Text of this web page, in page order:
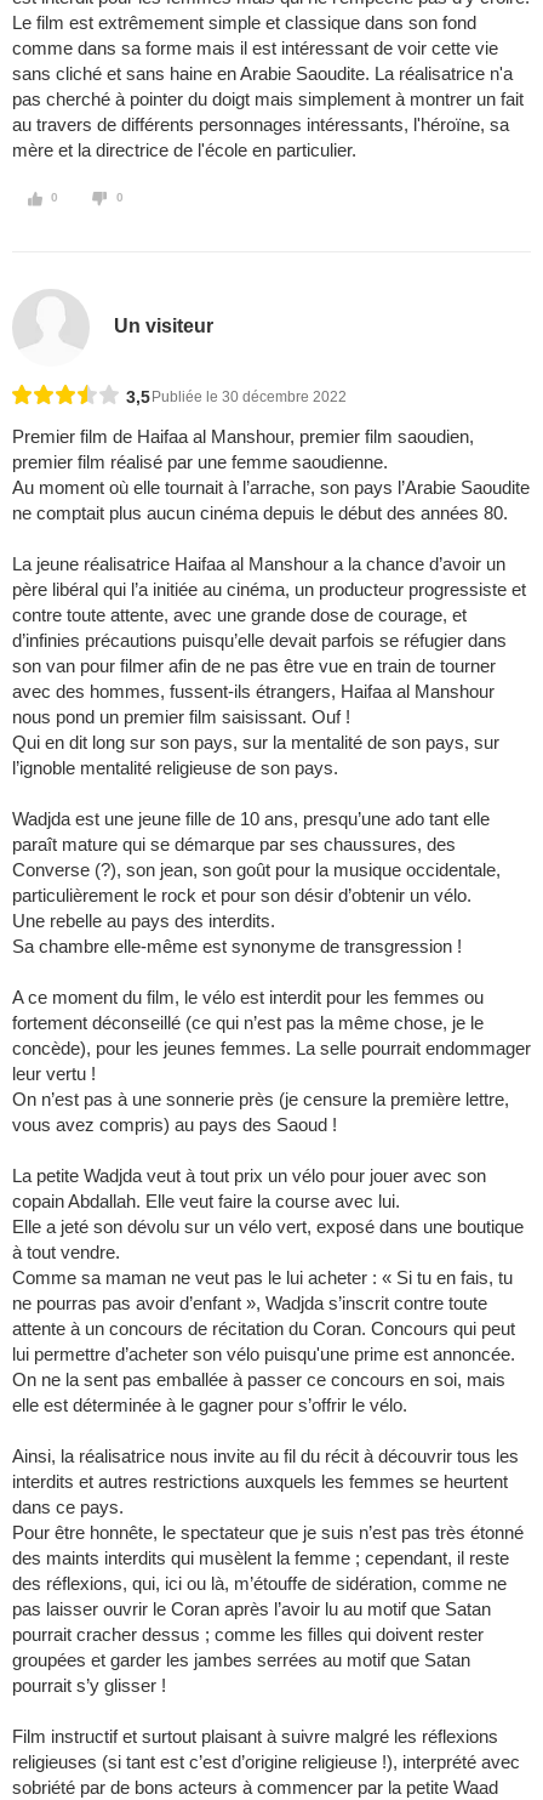
Le film est extrêmement simple et classique dans son fond
comme dans sa forme mais il est intéressant de voir cette vie
sans cliché et sans haine en Arabie Saoudite. La réalisatrice n'a
pas cherché à pointer du doigt mais simplement à montrer un fait
au travers de différents personnages intéressants, l'héroïne, sa
mère et la directrice de l'école en particulier.
0 0
Un visiteur
3,5 Publiée le 30 décembre 2022
Premier film de Haifaa al Manshour, premier film saoudien,
premier film réalisé par une femme saoudienne.
Au moment où elle tournait à l’arrache, son pays l’Arabie Saoudite
ne comptait plus aucun cinéma depuis le début des années 80.
La jeune réalisatrice Haifaa al Manshour a la chance d’avoir un
père libéral qui l’a initiée au cinéma, un producteur progressiste et
contre toute attente, avec une grande dose de courage, et
d’infinies précautions puisqu’elle devait parfois se réfugier dans
son van pour filmer afin de ne pas être vue en train de tourner
avec des hommes, fussent-ils étrangers, Haifaa al Manshour
nous pond un premier film saisissant. Ouf !
Qui en dit long sur son pays, sur la mentalité de son pays, sur
l’ignoble mentalité religieuse de son pays.
Wadjda est une jeune fille de 10 ans, presqu’une ado tant elle
paraît mature qui se démarque par ses chaussures, des
Converse (?), son jean, son goût pour la musique occidentale,
particulièrement le rock et pour son désir d’obtenir un vélo.
Une rebelle au pays des interdits.
Sa chambre elle-même est synonyme de transgression !
A ce moment du film, le vélo est interdit pour les femmes ou
fortement déconseillé (ce qui n’est pas la même chose, je le
concède), pour les jeunes femmes. La selle pourrait endommager
leur vertu !
On n’est pas à une sonnerie près (je censure la première lettre,
vous avez compris) au pays des Saoud !
La petite Wadjda veut à tout prix un vélo pour jouer avec son
copain Abdallah. Elle veut faire la course avec lui.
Elle a jeté son dévolu sur un vélo vert, exposé dans une boutique
à tout vendre.
Comme sa maman ne veut pas le lui acheter : « Si tu en fais, tu
ne pourras pas avoir d’enfant », Wadjda s’inscrit contre toute
attente à un concours de récitation du Coran. Concours qui peut
lui permettre d’acheter son vélo puisqu'une prime est annoncée.
On ne la sent pas emballée à passer ce concours en soi, mais
elle est déterminée à le gagner pour s’offrir le vélo.
Ainsi, la réalisatrice nous invite au fil du récit à découvrir tous les
interdits et autres restrictions auxquels les femmes se heurtent
dans ce pays.
Pour être honnête, le spectateur que je suis n’est pas très étonné
des maints interdits qui musèlent la femme ; cependant, il reste
des réflexions, qui, ici ou là, m’étouffe de sidération, comme ne
pas laisser ouvrir le Coran après l’avoir lu au motif que Satan
pourrait cracher dessus ; comme les filles qui doivent rester
groupées et garder les jambes serrées au motif que Satan
pourrait s’y glisser !
Film instructif et surtout plaisant à suivre malgré les réflexions
religieuses (si tant est c’est d’origine religieuse !), interprété avec
sobriété par de bons acteurs à commencer par la petite Waad